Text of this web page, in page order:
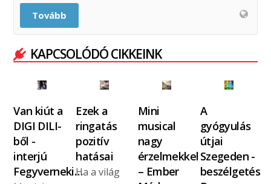
Tovább
KAPCSOLÓDÓ CIKKEINK
Van kiút a
DIGI DILI-
ből -
interjú
Fegyverneki…
Ezek a
ringatás
pozitív
hatásai
Ha a világ
Mini
musical
nagy
érzelmekkel
– Ember
A
gyógyulás
útjai
Szegeden -
beszélgetés